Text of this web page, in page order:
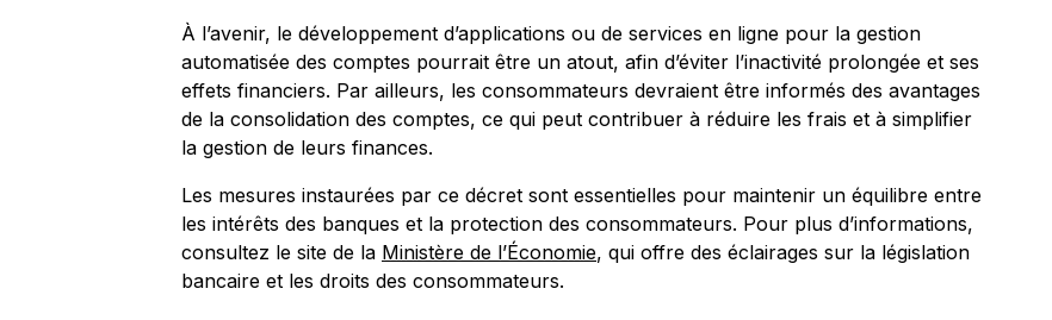
À l’avenir, le développement d’applications ou de services en ligne pour la gestion
automatisée des comptes pourrait être un atout, afin d’éviter l’inactivité prolongée et ses
effets financiers. Par ailleurs, les consommateurs devraient être informés des avantages
de la consolidation des comptes, ce qui peut contribuer à réduire les frais et à simplifier
la gestion de leurs finances.
Les mesures instaurées par ce décret sont essentielles pour maintenir un équilibre entre
les intérêts des banques et la protection des consommateurs. Pour plus d’informations,
consultez le site de la Ministère de l’Économie, qui offre des éclairages sur la législation
bancaire et les droits des consommateurs.